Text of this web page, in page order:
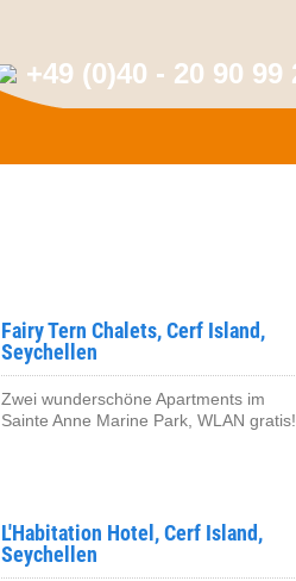
+49 (0)40 - 20 90 99
Fairy Tern Chalets, Cerf Island,
Seychellen
Zwei wunderschöne Apartments im
Sainte Anne Marine Park, WLAN gratis!
L'Habitation Hotel, Cerf Island,
Seychellen